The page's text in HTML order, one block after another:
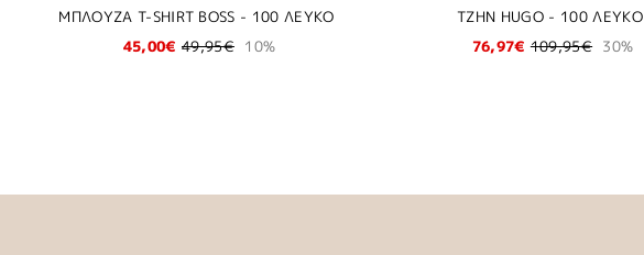
ΜΠΛΟΥΖΑ T-SHIRT BOSS - 100 ΛΕΥΚΟ
45,00€ 49,95€ 10%
ΤΖΗΝ HUGO - 100 ΛΕΥΚΟ
76,97€ 109,95€ 30%